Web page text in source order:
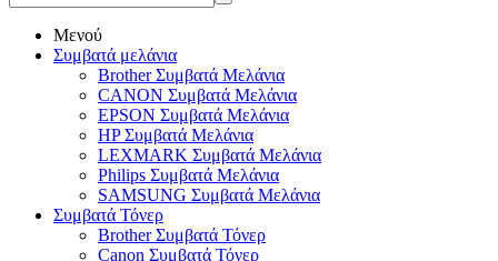
Μενού
Συμβατά μελάνια
Brother Συμβατά Μελάνια
CANON Συμβατά Μελάνια
EPSON Συμβατά Μελάνια
HP Συμβατά Μελάνια
LEXMARK Συμβατά Μελάνια
Philips Συμβατά Μελάνια
SAMSUNG Συμβατά Μελάνια
Συμβατά Τόνερ
Brother Συμβατά Τόνερ
Canon Συμβατά Τόνερ